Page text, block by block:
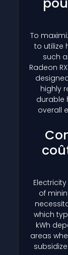
To
to utilize
such
Radeon
highly
durable
overall
of
which
kWh
areas